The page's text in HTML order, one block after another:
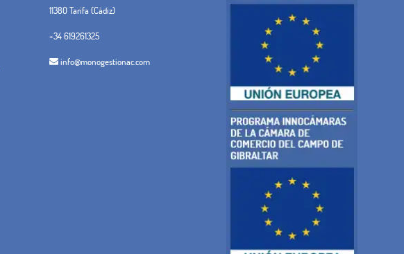
11380 Tarifa (Cádiz)
+34 619261325
info@monogestionac.com